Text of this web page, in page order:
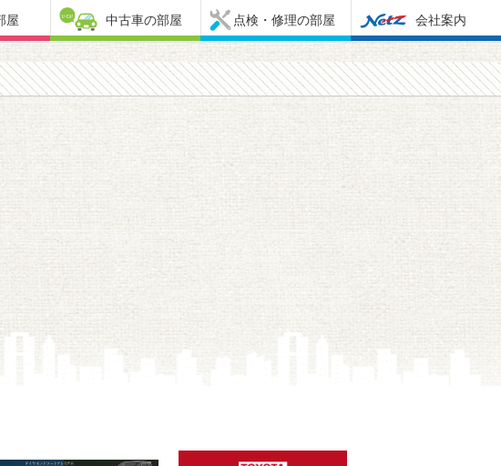
屋 中古車の部屋 点検・修理の部屋 会社案内